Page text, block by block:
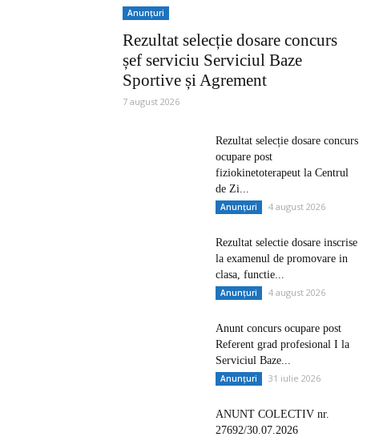
Anunțuri
Rezultat selecție dosare concurs
șef serviciu Serviciul Baze
Sportive și Agrement
7 august 2026
Rezultat selecție dosare concurs
ocupare post
fiziokinetoterapeut la Centrul
de Zi...
Anunțuri 4 august 2026
Rezultat selectie dosare inscrise
la examenul de promovare in
clasa, functie...
Anunțuri 4 august 2026
Anunt concurs ocupare post
Referent grad profesional I la
Serviciul Baze...
Anunțuri 31 iulie 2026
ANUNT COLECTIV nr.
27692/30.07.2026